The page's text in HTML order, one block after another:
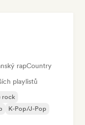
rapCountry
playlistů
rock
K-Pop/J-Pop